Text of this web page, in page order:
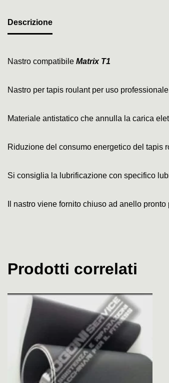
Descrizione
Nastro compatibile Matrix T1
Nastro per tapis roulant per uso
Materiale antistatico che annulla la carica
Riduzione del consumo energetico del tapis
Si consiglia la lubrificazione con specifico
Il nastro viene fornito chiuso ad anello
Prodotti correlati